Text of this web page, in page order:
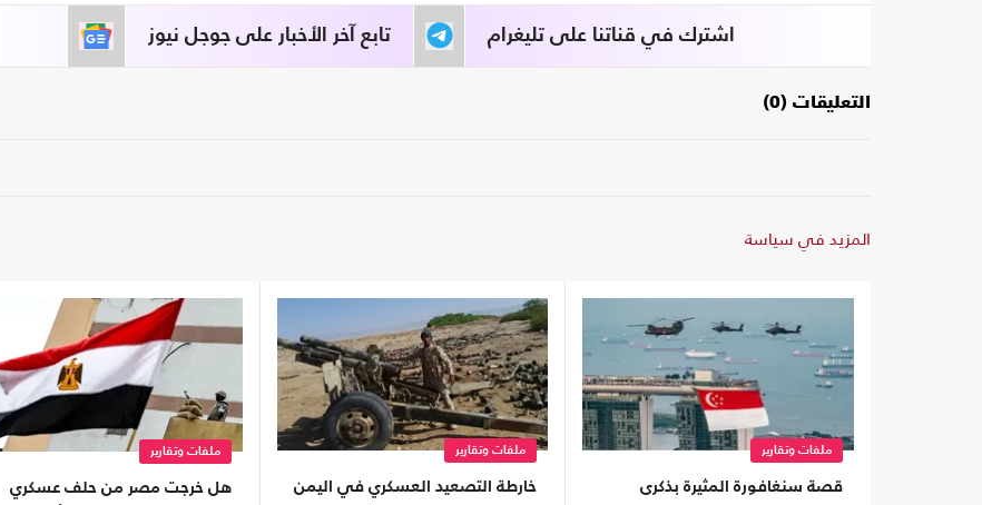
تابع آخر الأخبار على جوجل نيوز اشترك في قناتنا على تليغرام
التعليقات (0)
المزيد في سياسة
ملفات وتقارير
قصة سنغافورة المثيرة بذكرى
ملفات وتقارير
خارطة التصعيد العسكري في اليمن
ملفات وتقارير
هل خرجت مصر من حلف عسكري